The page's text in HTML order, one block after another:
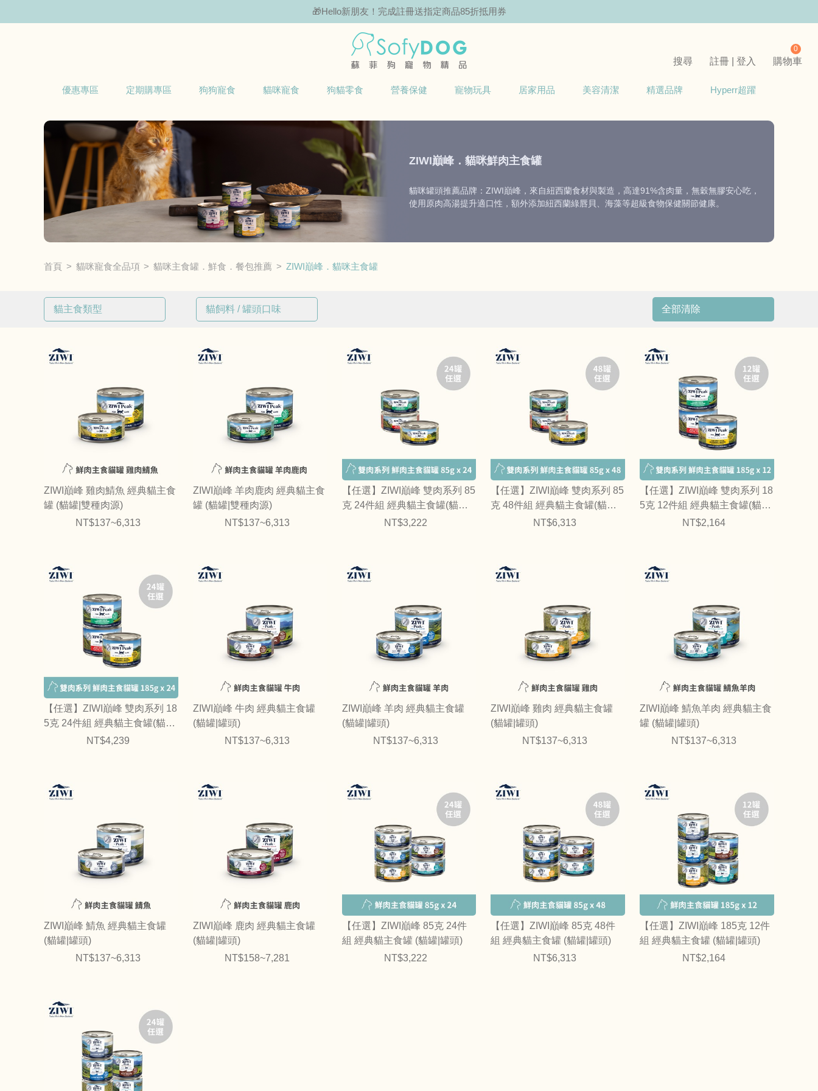
🎁Hello新朋友！完成註冊送指定商品85折抵用券
搜尋 註冊 | 登入
0
購物車
優惠專區 定期購專區 狗狗寵食 貓咪寵食 狗貓零食 營養保健 寵物玩具 居家用品 美容清潔 精選品牌 Hyperr超躍
ZIWI巔峰．貓咪鮮肉主食罐
貓咪罐頭推薦品牌：ZIWI巔峰，來自紐西蘭食材與製造，高達91%含肉量，無穀無膠安心吃，
使用原肉高湯提升適口性，額外添加紐西蘭綠唇貝、海藻等超級食物保健關節健康。
首頁 貓咪寵食全品項 貓咪主食罐．鮮食．餐包推薦 ZIWI巔峰．貓咪主食罐
貓主食類型
罐頭餐包
貓飼料 / 罐頭口味
牛肉
雞肉
鹿肉
全部清除
ZIWI巔峰 雞肉鯖魚 經典貓主食
罐 (貓罐|雙種肉源)
NT$137~6,313
ZIWI巔峰 羊肉鹿肉 經典貓主食
罐 (貓罐|雙種肉源)
NT$137~6,313
【任選】ZIWI巔峰 雙肉系列 85
克 24件組 經典貓主食罐(貓罐
｜綜合口味)NT$3,222
【任選】ZIWI巔峰 雙肉系列 85
克 48件組 經典貓主食罐(貓罐
｜綜合口味)NT$6,313
【任選】ZIWI巔峰 雙肉系列 18
5克 12件組 經典貓主食罐(貓罐
｜綜合口味)NT$2,164
【任選】ZIWI巔峰 雙肉系列 18
5克 24件組 經典貓主食罐(貓罐
｜綜合口味)NT$4,239
ZIWI巔峰 牛肉 經典貓主食罐
(貓罐|罐頭)
NT$137~6,313
ZIWI巔峰 羊肉 經典貓主食罐
(貓罐|罐頭)
NT$137~6,313
ZIWI巔峰 雞肉 經典貓主食罐
(貓罐|罐頭)
NT$137~6,313
ZIWI巔峰 鯖魚羊肉 經典貓主食
罐 (貓罐|罐頭)
NT$137~6,313
ZIWI巔峰 鯖魚 經典貓主食罐
(貓罐|罐頭)
NT$137~6,313
ZIWI巔峰 鹿肉 經典貓主食罐
(貓罐|罐頭)
NT$158~7,281
【任選】ZIWI巔峰 85克 24件
組 經典貓主食罐 (貓罐|罐頭)
NT$3,222
【任選】ZIWI巔峰 85克 48件
組 經典貓主食罐 (貓罐|罐頭)
NT$6,313
【任選】ZIWI巔峰 185克 12件
組 經典貓主食罐 (貓罐|罐頭)
NT$2,164